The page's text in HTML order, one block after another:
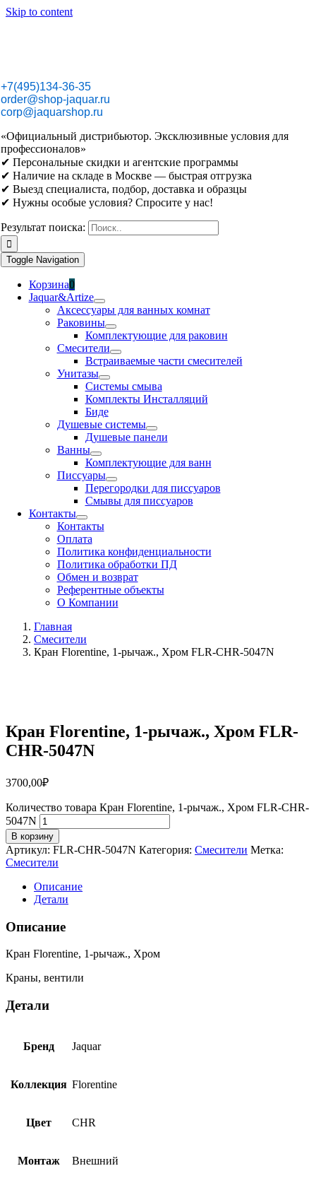
Skip to content
+7(495)134-36-35
order@shop-jaquar.ru
corp@jaquarshop.ru
«Официальный дистрибьютор. Эксклюзивные условия для
профессионалов»
✔ Персональные скидки и агентские программы
✔ Наличие на складе в Москве — быстрая отгрузка
✔ Выезд специалиста, подбор, доставка и образцы
✔ Нужны особые условия? Спросите у нас!
Результат поиска:
Toggle Navigation
Корзина0
Jaquar&Artize
Аксессуары для ванных комнат
Раковины
Комплектующие для раковин
Смесители
Встраиваемые части смесителей
Унитазы
Системы смыва
Комплекты Инсталляций
Биде
Душевые системы
Душевые панели
Ванны
Комплектующие для ванн
Писсуары
Перегородки для писсуаров
Смывы для писсуаров
Контакты
Контакты
Оплата
Политика конфиденциальности
Политика обработки ПД
Обмен и возврат
Референтные объекты
О Компании
Главная
Смесители
Кран Florentine, 1-рычаж., Хром FLR-CHR-5047N
Кран Florentine, 1-рычаж., Хром FLR-
CHR-5047N
3700,00₽
Количество товара Кран Florentine, 1-рычаж., Хром FLR-CHR-
5047N
В корзину
Артикул: FLR-CHR-5047N Категория: Смесители Метка:
Смесители
Описание
Детали
Описание
Кран Florentine, 1-рычаж., Хром
Краны, вентили
Детали
Бренд Jaquar
Коллекция Florentine
Цвет CHR
Монтаж Внешний